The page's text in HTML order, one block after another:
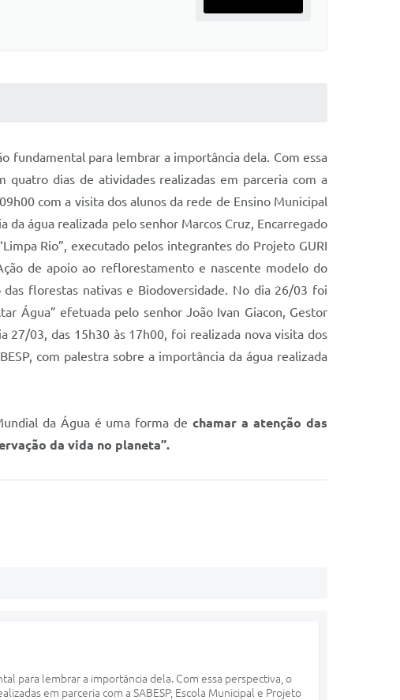
fundamental para lembrar a importância dela. Com essa
dias de atividades realizadas em parceria com a
com a visita dos alunos da rede de Ensino Municipal
água realizada pelo senhor Marcos Cruz, Encarregado
Rio”, executado pelos integrantes do Projeto GURI
de apoio ao reflorestamento e nascente modelo do
florestas nativas e Biodoversidade. No dia 26/03 foi
Água” efetuada pelo senhor João Ivan Giacon, Gestor
27/03, das 15h30 às 17h00, foi realizada nova visita dos
com palestra sobre a importância da água realizada
da Água é uma forma dechamar a atenção das
da vida no planeta”.
para lembrar a importância dela. Com essa perspectiva, o
em parceria com a SABESP, Escola Municipal e Projeto